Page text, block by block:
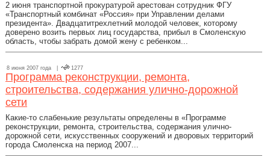
2 июня транспортной прокуратурой арестован сотрудник ФГУ
«Транспортный комбинат «Россия» при Управлении делами
президента». Двадцатитрехлетний молодой человек, которому
доверено возить первых лиц государства, прибыл в Смоленскую
область, чтобы забрать домой жену с ребенком...
8 июня 2007 года | 1277
Программа реконструкции, ремонта,
строительства, содержания улично-дорожной
сети
Какие-то слабенькие результаты определены в «Программе
реконструкции, ремонта, строительства, содержания улично-
дорожной сети, искусственных сооружений и дворовых территорий
города Смоленска на период 2007...